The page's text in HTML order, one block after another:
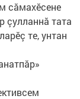
сăмахӗсене
çулланнă тата
те, унтан